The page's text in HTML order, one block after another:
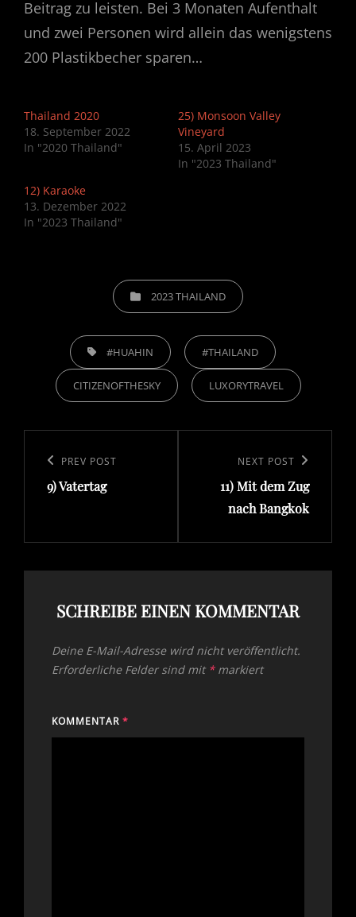
Beitrag zu leisten. Bei 3 Monaten Aufenthalt
und zwei Personen wird allein das wenigstens
200 Plastikbecher sparen…
Thailand 2020
18. September 2022
In "2020 Thailand"
25) Monsoon Valley
Vineyard
15. April 2023
In "2023 Thailand"
12) Karaoke
13. Dezember 2022
In "2023 Thailand"
CATEGORIES2023 THAILAND
TAGS, #HUAHIN #THAILAND
CITIZENOFTHESKY LUXORYTRAVEL
Previous
Post
PREV POST
9) Vatertag
Post
NEXT POST
11) Mit dem Zug
nach Bangkok
SCHREIBE EINEN KOMMENTAR
Deine E-Mail-Adresse wird nicht veröffentlicht.
Erforderliche Felder sind mit *markiert
KOMMENTAR *